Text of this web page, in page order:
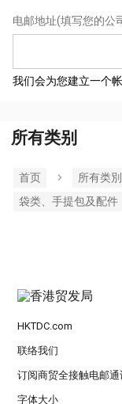
电邮地址(填写您的公
我们会为您建立一个
所有类别
首页 所有类別
袋类、手提包及配件
HKTDC.com
联络我们
订阅商贸全接触电邮通
字体大小